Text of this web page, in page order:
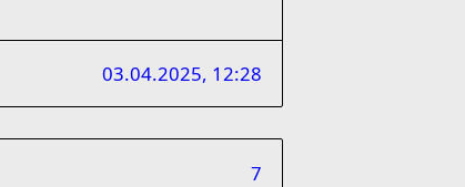
03.04.2025, 12:28
7